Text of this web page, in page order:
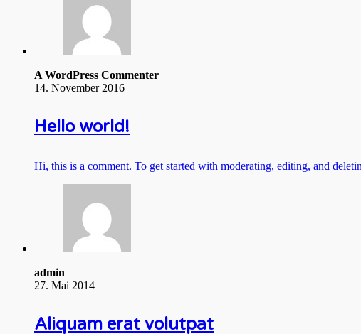
A WordPress Commenter
14. November 2016
Hello world!
Hi, this is a comment. To get started with moderating, editing, and
admin
27. Mai 2014
Aliquam erat volutpat